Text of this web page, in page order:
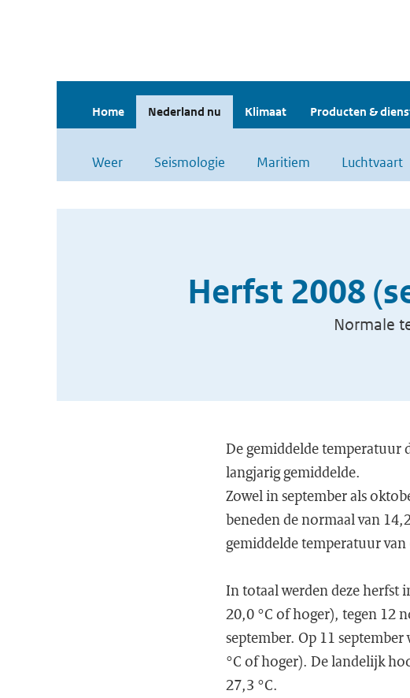
Home Nederland nu Klimaat Producten &
Weer Seismologie Maritiem Luchtvaart
Herfst 2008
Normale
De gemiddelde temperatuur
langjarig gemiddelde.
Zowel in september als
beneden de normaal van
gemiddelde temperatuur van
In totaal werden deze herfst
20,0 °C of hoger), tegen 12
september. Op 11
°C of hoger). De landelijk
27,3 °C.